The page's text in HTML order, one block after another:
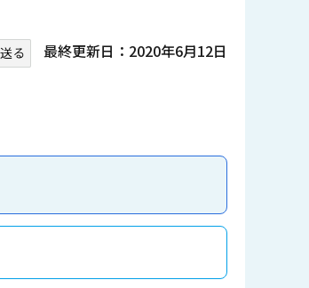
最終更新日：2020年6月12日